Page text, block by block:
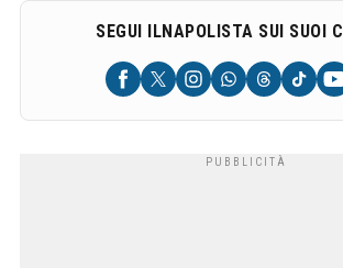
SEGUI ILNAPOLISTA SUI SUOI